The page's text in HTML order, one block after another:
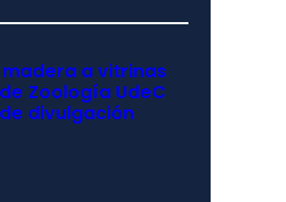
a vitrinas
Zoología UdeC
divulgación